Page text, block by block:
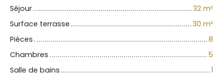
Séjour
32 m²
Surface terrasse
30 m²
Pièces
8
Chambres
5
Salle de bains
1